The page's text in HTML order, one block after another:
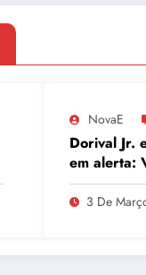
NovaE
Dorival Jr.
em alerta:
André ao
movimenta
3 De